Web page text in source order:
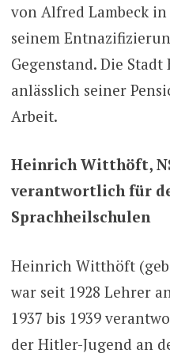
von Alfred Lambeck in
seinem
Gegenstand. Die
anlässlich seiner
Arbeit.
Heinrich Witthöft,
verantwortlich für
Sprachheilschulen
Heinrich Witthöft
war seit 1928 Lehrer
1937 bis 1939
der Hitler-Jugend an